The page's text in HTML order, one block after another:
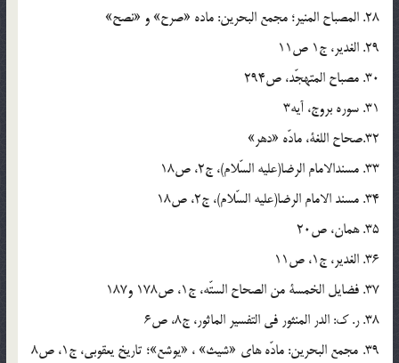
28. المصباح المنير؛ مجمع البحرين: ماده «صرح» و «نصح»
29. الغدير، ج1 ص11
30. مصباح المتهجّد، ص294
31. سوره بروج، آيه3
32.صحاح اللغة، مادّه «دهر»
33. مسندالامام الرضا(علیه السّلام)، ج2، ص18
34. مسند الامام الرضا(علیه السّلام)، ج2، ص18
35. همان، ص20
36. الغدير، ج1، ص11
37. فضايل الخمسة من الصحاح الستّه، ج1، ص178 و187
38. ر. ك: الدر المنثور فى التفسير الماثور، ج8، ص6
39. مجمع البحرين: مادّه هاى «شيث» ، «يوشع»؛ تاريخ يعقوبى، ج1، ص8